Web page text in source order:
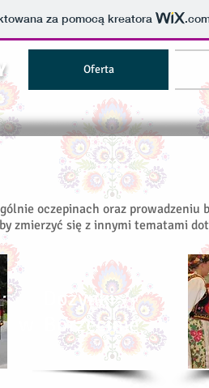
za pomocą kreatora
Oferta
oczepinach oraz prowadzeniu
zmierzyć się z innymi tematami
Dożynki
w Borzęcinie